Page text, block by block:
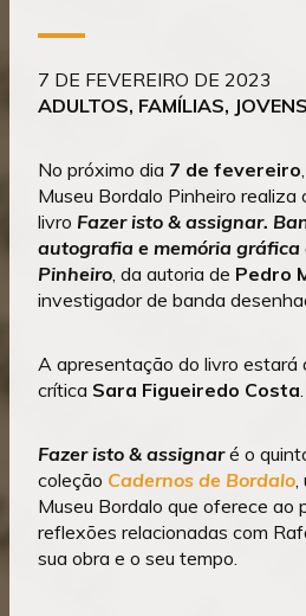
7 DE FEVEREIRO DE 2023
ADULTOS, FAMÍLIAS, JOVENS
No próximo dia 7 de fevereiro
Museu Bordalo Pinheiro realiza
livro Fazer isto & assignar.
autografia e memória gráfica
Pinheiro, da autoria de Pedro
investigador de banda
A apresentação do livro estará
crítica Sara Figueiredo Costa
Fazer isto & assignaré o
coleção Cadernos de Bordalo,
Museu Bordalo que oferece ao
reflexões relacionadas com
sua obra e o seu tempo.